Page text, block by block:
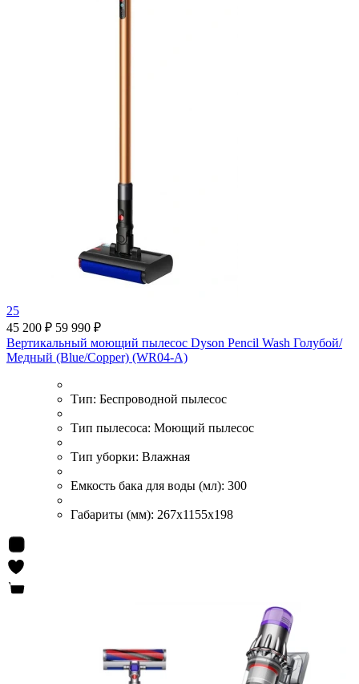
25
45 200 ₽ 59 990 ₽
Вертикальный моющий пылесос Dyson Pencil Wash Голубой/
Медный (Blue/Copper) (WR04-A)
Тип: Беспроводной пылесос
Тип пылесоса: Моющий пылесос
Тип уборки: Влажная
Емкость бака для воды (мл): 300
Габариты (мм): 267х1155х198